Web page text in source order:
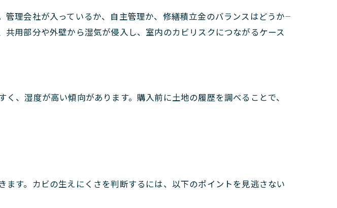
理会社が入っているか、自主管理か、修繕積立金のバランスはどうか――
用部分や外壁から湿気が侵入し、室内のカビリスクにつながるケース
、湿度が高い傾向があります。購入前に土地の履歴を調べることで、
す。カビの生えにくさを判断するには、以下のポイントを見逃さない